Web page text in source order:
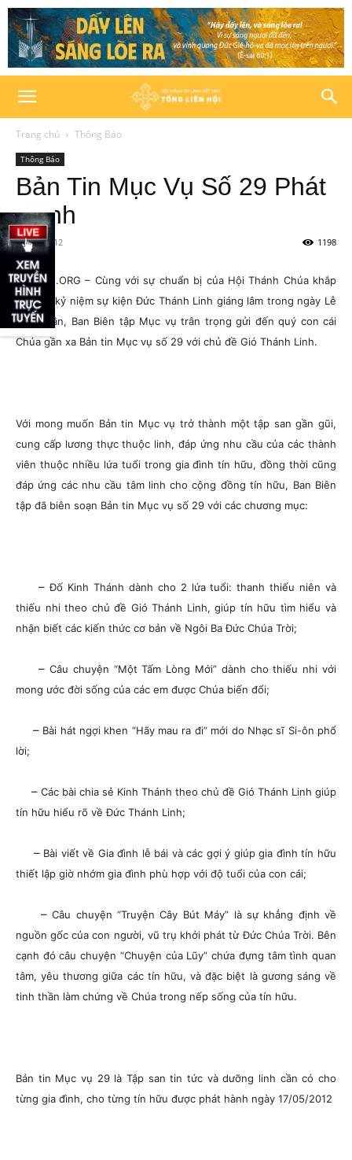
Trang chủ Thông Báo
Thông Báo
Bản Tin Mục Vụ Số 29 Phát
Hành
17/05/2012 1198
HTTLVN.ORG – Cùng với sự chuẩn bị của Hội Thánh Chúa khắp
mọi nơi kỷ niệm sự kiện Đức Thánh Linh giáng lâm trong ngày Lễ
Ngũ Tuần, Ban Biên tập Mục vụ trân trọng gửi đến quý con cái
Chúa gần xa Bản tin Mục vụ số 29 với chủ đề Gió Thánh Linh.
Với mong muốn Bản tin Mục vụ trở thành một tập san gần gũi,
cung cấp lương thực thuộc linh, đáp ứng nhu cầu của các thành
viên thuộc nhiều lứa tuổi trong gia đình tín hữu, đồng thời cũng
đáp ứng các nhu cầu tâm linh cho cộng đồng tín hữu, Ban Biên
tập đã biên soạn Bản tin Mục vụ số 29 với các chương mục:
–Đố Kinh Thánh dành cho 2 lứa tuổi: thanh thiếu niên và
thiếu nhi theo chủ đề Gió Thánh Linh, giúp tín hữu tìm hiểu và
nhận biết các kiến thức cơ bản về Ngôi Ba Đức Chúa Trời;
– Câu chuyện “Một Tấm Lòng Mới” dành cho thiếu nhi với
mong ước đời sống của các em được Chúa biến đổi;
– Bài hát ngợi khen “Hãy mau ra đi” mới do Nhạc sĩ Si-ôn phổ
lời;
– Các bài chia sẻ Kinh Thánh theo chủ đề Gió Thánh Linh giúp
tín hữu hiểu rõ về Đức Thánh Linh;
– Bài viết về Gia đình lễ bái và các gợi ý giúp gia đình tín hữu
thiết lập giờ nhớm gia đình phù hợp với độ tuổi của con cái;
–Câu chuyện “Truyện Cây Bút Máy” là sự khẳng định về
nguồn gốc của con người, vũ trụ khởi phát từ Đức Chúa Trời. Bên
cạnh đó câu chuyện “Chuyện của Lũy” chứa đựng tâm tình quan
tâm, yêu thương giữa các tín hữu, và đặc biệt là gương sáng về
tinh thần làm chứng về Chúa trong nếp sống của tín hữu.
Bản tin Mục vụ 29 là Tập san tin tức và dưỡng linh cần có cho
từng gia đình, cho từng tín hữu được phát hành ngày 17/05/2012